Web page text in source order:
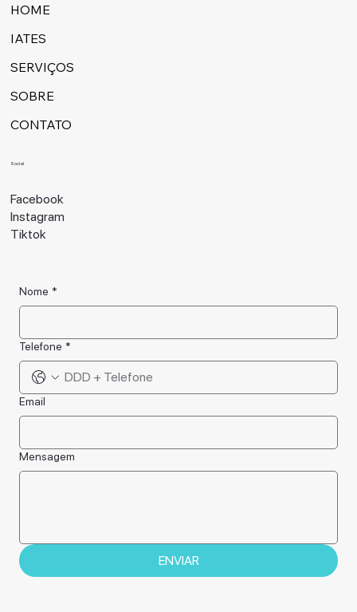
HOME
IATES
SERVIÇOS
SOBRE
CONTATO
Social
Facebook
Instagram
Tiktok
Nome *
Telefone *
Email
Mensagem
ENVIAR